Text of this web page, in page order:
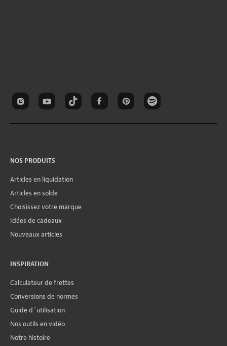
NOS PRODUITS
Articles en liquidation
Articles en solde
Choisissez votre marque
Idées de cadeaux
Nouveaux articles
INSPIRATION
Calculateur de frettes
Conversions de normes
Guide d´utilisation
Nos outils en vidéo
Notre histoire